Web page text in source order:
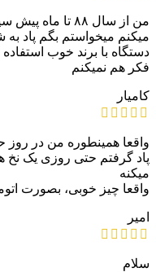
من از سال ۸۸ تا
میکنم میخواستم بگم پاد
دستگاه با برند خوب
فکر هم نمیکنم
کامیار
واقعا همینطوره من در روز
پاد گرفتم حتی روزی یک نخ
میکنه
واقعا چیز خوبی، بصورت
امیر
سلام